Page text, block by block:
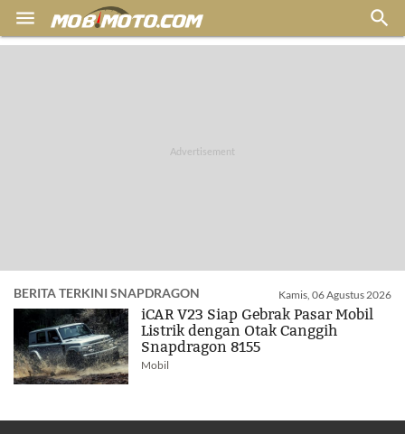
 
BERITA TERKINI SNAPDRAGON Kamis, 06 Agustus 2026
iCAR V23 Siap Gebrak Pasar Mobil
Listrik dengan Otak Canggih
Snapdragon 8155
Mobil